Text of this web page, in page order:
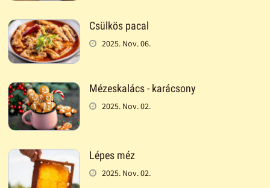
Csülkös pacal
2025. Nov. 06.
Mézeskalács - karácsony
2025. Nov. 02.
Lépes méz
2025. Nov. 02.